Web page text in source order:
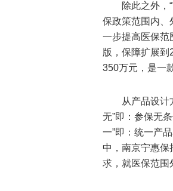
除此之外，
保政策范围内、
一步提高医保范
版，保障扩展到
350万元，是一
从产品设计
无”即：参保无
一”即：统一产
中，南京宁惠保
求，就医保范围